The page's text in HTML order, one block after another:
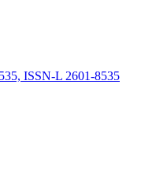
ISSN-L 2601-8535